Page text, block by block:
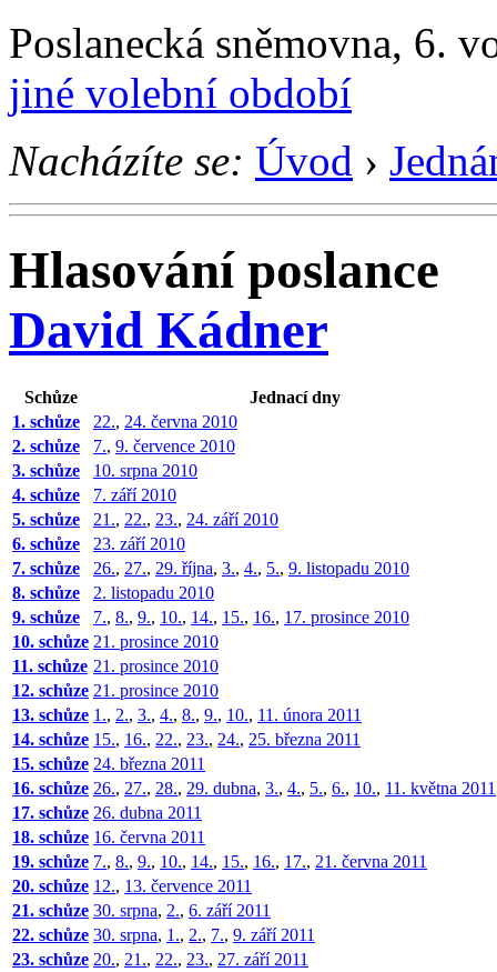
Poslanecká sněmovna, 6.
jiné volební období
Nacházíte se: Úvod ›
Hlasování poslance
David Kádner
Schůze
Jednací dny
1. schůze
22., 24. června 2010
2. schůze
7., 9. července 2010
3. schůze
10. srpna 2010
4. schůze
7. září 2010
5. schůze
21., 22., 23., 24. září 2010
6. schůze
23. září 2010
7. schůze
26., 27., 29. října, 3., 4., 5., 9. listopadu 2010
8. schůze
2. listopadu 2010
9. schůze
7., 8., 9., 10., 14., 15., 16., 17. prosince 2010
10. schůze 21. prosince 2010
11. schůze 21. prosince 2010
12. schůze 21. prosince 2010
13. schůze 1., 2., 3., 4., 8., 9., 10., 11. února 2011
14. schůze 15., 16., 22., 23., 24., 25. března 2011
15. schůze 24. března 2011
16. schůze 26., 27., 28., 29. dubna, 3., 4., 5., 6., 10., 11. května 2011
17. schůze 26. dubna 2011
18. schůze 16. června 2011
19. schůze 7., 8., 9., 10., 14., 15., 16., 17., 21. června 2011
20. schůze 12., 13. července 2011
21. schůze 30. srpna, 2., 6. září 2011
22. schůze 30. srpna, 1., 2., 7., 9. září 2011
23. schůze 20., 21., 22., 23., 27. září 2011